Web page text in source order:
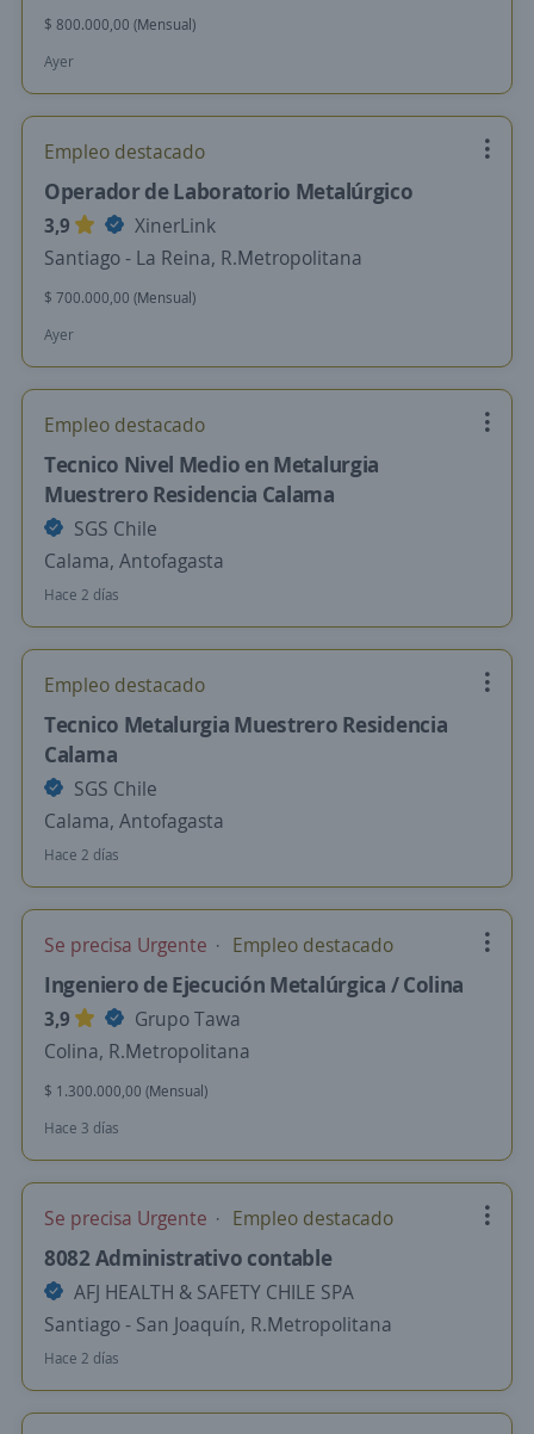
$ 800.000,00 (Mensual)
Ayer
Empleo destacado
Operador de Laboratorio Metalúrgico
3,9
XinerLink
Santiago - La Reina, R.Metropolitana
$ 700.000,00 (Mensual)
Ayer
Empleo destacado
Tecnico Nivel Medio en Metalurgia
Muestrero Residencia Calama
SGS Chile
Calama, Antofagasta
Hace 2 días
Empleo destacado
Tecnico Metalurgia Muestrero Residencia
Calama
SGS Chile
Calama, Antofagasta
Hace 2 días
Se precisa Urgente Empleo destacado
Ingeniero de Ejecución Metalúrgica / Colina
3,9
Grupo Tawa
Colina, R.Metropolitana
$ 1.300.000,00 (Mensual)
Hace 3 días
Se precisa Urgente Empleo destacado
8082 Administrativo contable
AFJ HEALTH & SAFETY CHILE SPA
Santiago - San Joaquín, R.Metropolitana
Hace 2 días